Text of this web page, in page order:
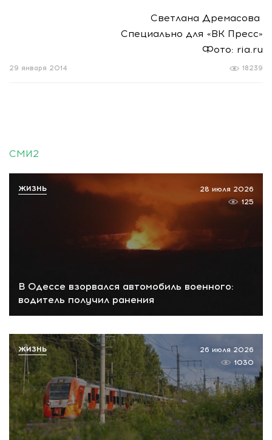
Светлана Дремасова
Специально для «ВК Пресс»
Фото: ria.ru
18239
29 января 2014
СМИ2
В Одессе взорвался автомобиль военного:
водитель получил ранения
28 июля 2026
125
ЖИЗНЬ
26 июля 2026
1030
ЖИЗНЬ